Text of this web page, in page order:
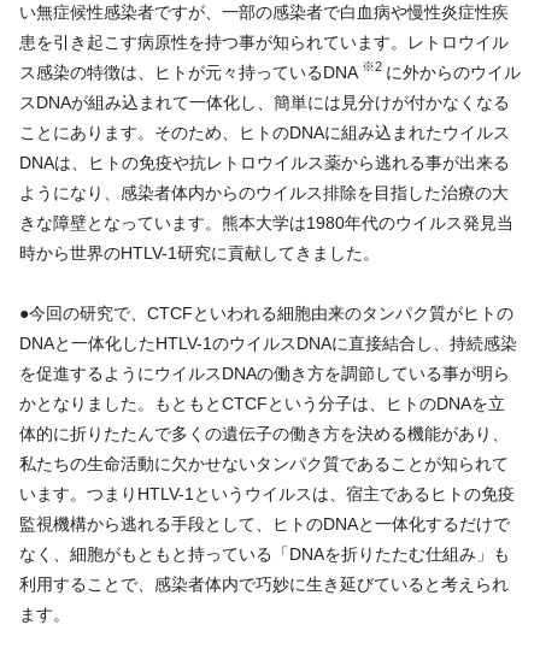
い無症候性感染者ですが、一部の感染者で白血病や慢性炎症性疾
患を引き起こす病原性を持つ事が知られています。レトロウイル
ス感染の特徴は、ヒトが元々持っているDNA ※2 に外からのウイル
スDNAが組み込まれて一体化し、簡単には見分けが付かなくなる
ことにあります。そのため、ヒトのDNAに組み込まれたウイルス
DNAは、ヒトの免疫や抗レトロウイルス薬から逃れる事が出来る
ようになり、感染者体内からのウイルス排除を目指した治療の大
きな障壁となっています。熊本大学は1980年代のウイルス発見当
時から世界のHTLV-1研究に貢献してきました。
●今回の研究で、CTCFといわれる細胞由来のタンパク質がヒトの
DNAと一体化したHTLV-1のウイルスDNAに直接結合し、持続感染
を促進するようにウイルスDNAの働き方を調節している事が明ら
かとなりました。もともとCTCFという分子は、ヒトのDNAを立
体的に折りたたんで多くの遺伝子の働き方を決める機能があり、
私たちの生命活動に欠かせないタンパク質であることが知られて
います。つまりHTLV-1というウイルスは、宿主であるヒトの免疫
監視機構から逃れる手段として、ヒトのDNAと一体化するだけで
なく、細胞がもともと持っている「DNAを折りたたむ仕組み」も
利用することで、感染者体内で巧妙に生き延びていると考えられ
ます。